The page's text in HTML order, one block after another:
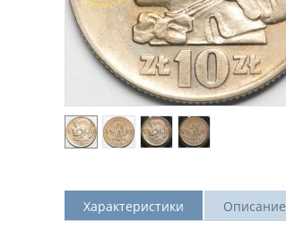
Характеристики Описание